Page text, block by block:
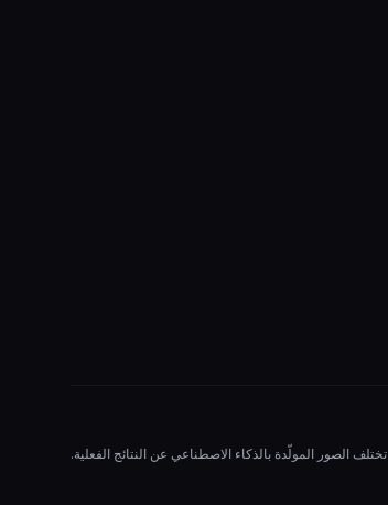
الصور المولّدة بالذكاء الاصطناعي عن النتائج الفعلية.